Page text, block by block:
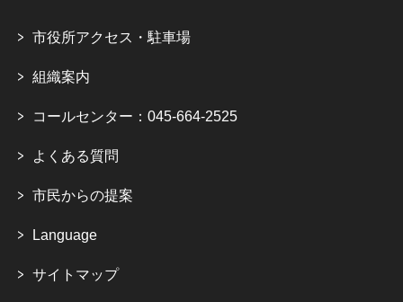
市役所アクセス・駐車場
組織案内
コールセンター：045-664-2525
よくある質問
市民からの提案
Language
サイトマップ